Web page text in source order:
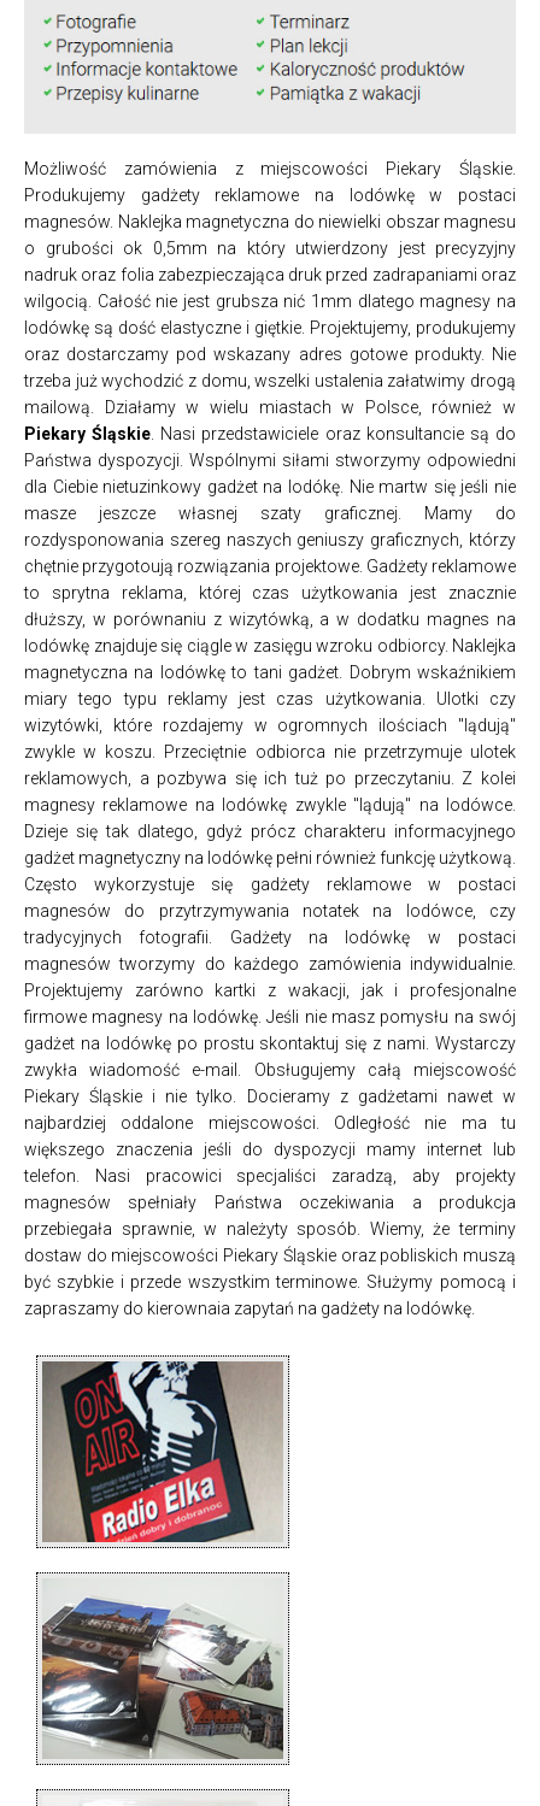
Możliwość zamówienia z miejscowości Piekary Śląskie.
Produkujemy gadżety reklamowe na lodówkę w postaci
magnesów. Naklejka magnetyczna do niewielki obszar magnesu
o grubości ok 0,5mm na który utwierdzony jest precyzyjny
nadruk oraz folia zabezpieczająca druk przed zadrapaniami oraz
wilgocią. Całość nie jest grubsza nić 1mm dlatego magnesy na
lodówkę są dość elastyczne i giętkie. Projektujemy, produkujemy
oraz dostarczamy pod wskazany adres gotowe produkty. Nie
trzeba już wychodzić z domu, wszelki ustalenia załatwimy drogą
mailową. Działamy w wielu miastach w Polsce, również w
Piekary Śląskie . Nasi przedstawiciele oraz konsultancie są do
Państwa dyspozycji. Wspólnymi siłami stworzymy odpowiedni
dla Ciebie nietuzinkowy gadżet na lodókę. Nie martw się jeśli nie
masze jeszcze własnej szaty graficznej. Mamy do
rozdysponowania szereg naszych geniuszy graficznych, którzy
chętnie przygotoują rozwiązania projektowe. Gadżety reklamowe
to sprytna reklama, której czas użytkowania jest znacznie
dłuższy, w porównaniu z wizytówką, a w dodatku magnes na
lodówkę znajduje się ciągle w zasięgu wzroku odbiorcy. Naklejka
magnetyczna na lodówkę to tani gadżet. Dobrym wskaźnikiem
miary tego typu reklamy jest czas użytkowania. Ulotki czy
wizytówki, które rozdajemy w ogromnych ilościach "lądują"
zwykle w koszu. Przeciętnie odbiorca nie przetrzymuje ulotek
reklamowych, a pozbywa się ich tuż po przeczytaniu. Z kolei
magnesy reklamowe na lodówkę zwykle "lądują" na lodówce.
Dzieje się tak dlatego, gdyż prócz charakteru informacyjnego
gadżet magnetyczny na lodówkę pełni również funkcję użytkową.
Często wykorzystuje się gadżety reklamowe w postaci
magnesów do przytrzymywania notatek na lodówce, czy
tradycyjnych fotografii. Gadżety na lodówkę w postaci
magnesów tworzymy do każdego zamówienia indywidualnie.
Projektujemy zarówno kartki z wakacji, jak i profesjonalne
firmowe magnesy na lodówkę. Jeśli nie masz pomysłu na swój
gadżet na lodówkę po prostu skontaktuj się z nami. Wystarczy
zwykła wiadomość e-mail. Obsługujemy całą miejscowość
Piekary Śląskie i nie tylko. Docieramy z gadżetami nawet w
najbardziej oddalone miejscowości. Odległość nie ma tu
większego znaczenia jeśli do dyspozycji mamy internet lub
telefon. Nasi pracowici specjaliści zaradzą, aby projekty
magnesów spełniały Państwa oczekiwania a produkcja
przebiegała sprawnie, w należyty sposób. Wiemy, że terminy
dostaw do miejscowości Piekary Śląskie oraz pobliskich muszą
być szybkie i przede wszystkim terminowe. Służymy pomocą i
zapraszamy do kierownaia zapytań na gadżety na lodówkę.